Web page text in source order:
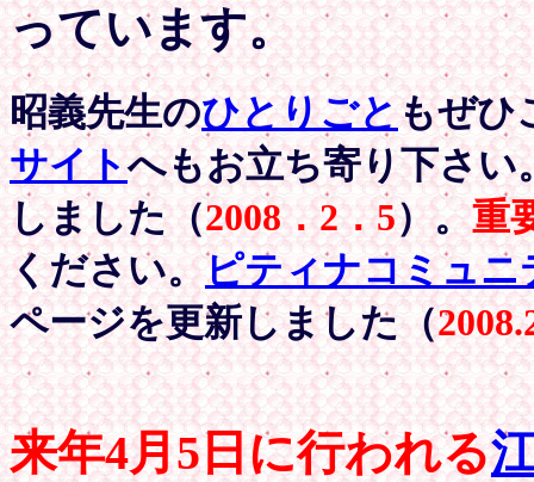
っています。
昭義先生のひとりごともぜひ
サイトへもお立ち寄り下さい
しました（2008．2．5）。重
ください。ピティナコミュニ
ページを更新しました（
来年4月5日に行われる